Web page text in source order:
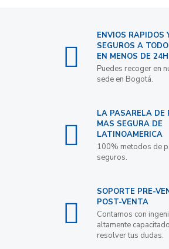
ENVIOS RAPIDOS
SEGUROS A
EN MENOS DE 24H
Puedes recoger en
sede en Bogotá.
LA PASARELA DE
MAS SEGURA DE
LATINOAMERICA
100% metodos de
seguros.
SOPORTE PRE-
POST-VENTA
Contamos con
altamente
resolver tus dudas.